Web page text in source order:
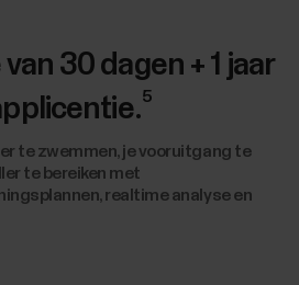
30 dagen + 1 jaar
5
te zwemmen, je vooruitgang te
te bereiken met
realtime analyse en